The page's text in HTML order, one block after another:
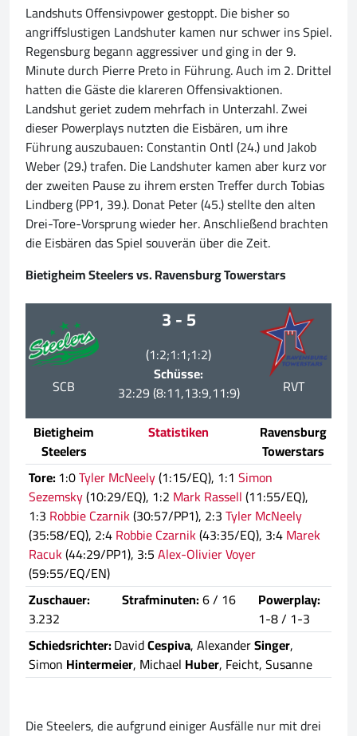
Landshuts Offensivpower gestoppt. Die bisher so
angriffslustigen Landshuter kamen nur schwer ins Spiel.
Regensburg begann aggressiver und ging in der 9.
Minute durch Pierre Preto in Führung. Auch im 2. Drittel
hatten die Gäste die klareren Offensivaktionen.
Landshut geriet zudem mehrfach in Unterzahl. Zwei
dieser Powerplays nutzten die Eisbären, um ihre
Führung auszubauen: Constantin Ontl (24.) und Jakob
Weber (29.) trafen. Die Landshuter kamen aber kurz vor
der zweiten Pause zu ihrem ersten Treffer durch Tobias
Lindberg (PP1, 39.). Donat Peter (45.) stellte den alten
Drei-Tore-Vorsprung wieder her. Anschließend brachten
die Eisbären das Spiel souverän über die Zeit.
Bietigheim Steelers vs. Ravensburg Towerstars
SCB
3 - 5
(1:2;1:1;1:2)
Schüsse:
32:29 (8:11,13:9,11:9)
RVT
Bietigheim
Steelers
Statistiken
Ravensburg
Towerstars
Tore:1:0Tyler McNeely(1:15/EQ), 1:1 Simon
Sezemsky(10:29/EQ), 1:2 Mark Rassell(11:55/EQ),
1:3 Robbie Czarnik(30:57/PP1), 2:3Tyler McNeely
(35:58/EQ), 2:4Robbie Czarnik(43:35/EQ), 3:4Marek
Racuk(44:29/PP1), 3:5Alex-Olivier Voyer
(59:55/EQ/EN)
Zuschauer:
3.232
Strafminuten:6 / 16
Powerplay:
1-8 / 1-3
Schiedsrichter:DavidCespiva, AlexanderSinger,
Simon Hintermeier, Michael Huber, Feicht, Susanne
Die Steelers, die aufgrund einiger Ausfälle nur mit drei